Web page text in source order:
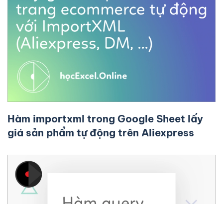
Hàm importxml trong Google Sheet lấy
giá sản phẩm tự động trên Aliexpress